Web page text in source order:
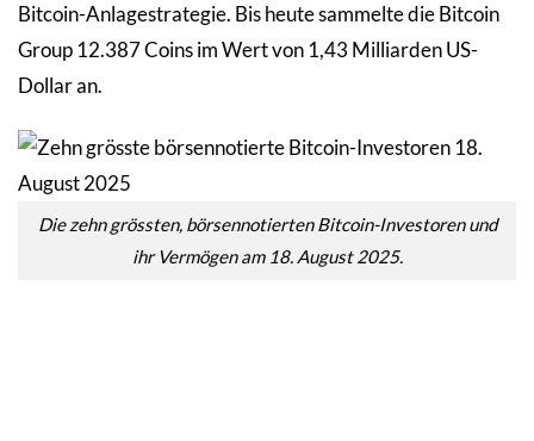
Bitcoin-Anlagestrategie. Bis heute sammelte die Bitcoin
Group 12.387 Coins im Wert von 1,43 Milliarden US-
Dollar an.
Die zehn grössten, börsennotierten Bitcoin-Investoren und
ihr Vermögen am 18. August 2025.